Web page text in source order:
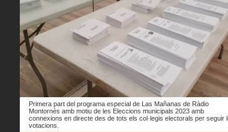
Primera part del programa especial de Las Mañanas de Ràdio
Montornès amb motiu de les Eleccions municipals 2023 amb
connexions en directe des de tots els col·legis electorals per seguir
votacions.